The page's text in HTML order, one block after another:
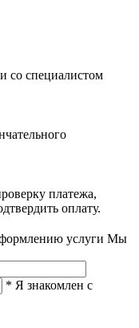
со специалистом
платежа,
оплату.
услуги Мы
* Я знакомлен с